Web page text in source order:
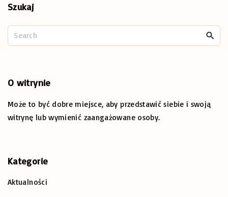
Szukaj
e
O witrynie
Może to być dobre miejsce, aby przedstawić siebie i swoją
witrynę lub wymienić zaangażowane osoby.
Kategorie
Aktualności